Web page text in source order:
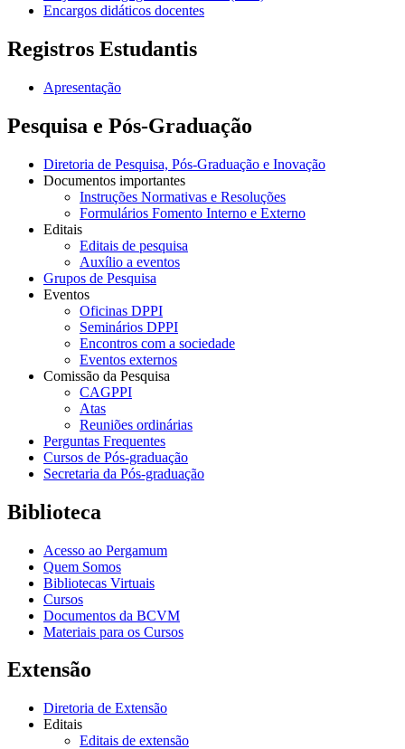
Encargos didáticos docentes
Registros Estudantis
Apresentação
Pesquisa e Pós-Graduação
Diretoria de Pesquisa, Pós-Graduação e Inovação
Documentos importantes
Instruções Normativas e Resoluções
Formulários Fomento Interno e Externo
Editais
Editais de pesquisa
Auxílio a eventos
Grupos de Pesquisa
Eventos
Oficinas DPPI
Seminários DPPI
Encontros com a sociedade
Eventos externos
Comissão da Pesquisa
CAGPPI
Atas
Reuniões ordinárias
Perguntas Frequentes
Cursos de Pós-graduação
Secretaria da Pós-graduação
Biblioteca
Acesso ao Pergamum
Quem Somos
Bibliotecas Virtuais
Cursos
Documentos da BCVM
Materiais para os Cursos
Extensão
Diretoria de Extensão
Editais
Editais de extensão